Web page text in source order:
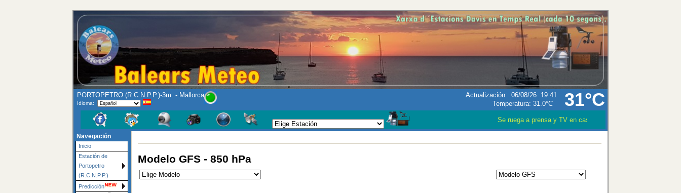
31°C
PORTOPETRO (R.C.N.P.P.)-3m. - Mallorca
Idioma:
Actualización: 06/08/26 19:41
Temperatura: 31.0°C
Se ruega a prensa y TV en caso que utilizen los datos
Navegación
Inicio
Estación de
Portopetro
(R.C.N.P.P.)
Predicción
Modelo GFS - 850 hPa